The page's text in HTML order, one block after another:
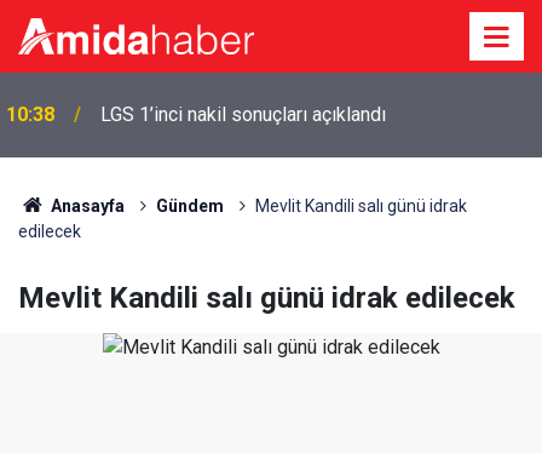
10:38 LGS 1’inci nakil sonuçları açıklandı
Anasayfa Gündem
Mevlit Kandili salı günü idrak
edilecek
Mevlit Kandili salı günü idrak edilecek